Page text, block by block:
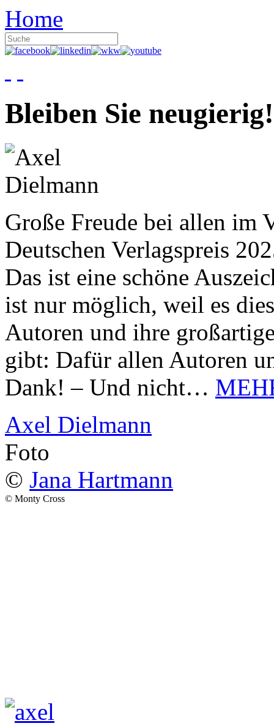
Home
Bleiben Sie neugierig!
Große Freude bei allen im
Deutschen Verlagspreis
Das ist eine schöne
ist nur möglich, weil es
Autoren und ihre
gibt: Dafür allen Autoren
Dank! – Und nicht…
Axel Dielmann
Foto
© Jana Hartmann
© Monty Cross